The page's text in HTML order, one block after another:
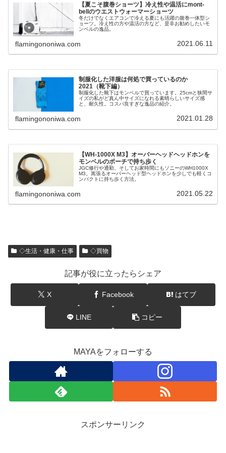
【夏こそ腹巻ショーツ】冷え性や温活にmont-
bellのウエストウォーマーショーツ
冬だけでなくエアコンで冷える夏にも活躍の腹巻一体型シ
ョーツ。冷え性の方や温活の方など、是非お勧めしたいモ
ンベルの逸品。
flamingononiwa.com 2021.06.11
制服化した洋服は何処で買っているのか
2021（靴下編）
制服化した靴下はモンベルで買っています。25cmと狭間サ
イズの私がど真ん中サイズになれる素晴らしいサイズ感
と、耐久性。コスパ良すぎな逸品の紹介。
flamingononiwa.com 2021.01.28
【WH-1000X M3】オーバーヘッドヘッドホンを
モンベルのポーチで持ち歩く
JGC修行や通勤、そしてお家時間にもソニーのWH1000X
M3。嵩張るオーバーヘッド型ヘッドホンを少しでも軽くコ
ンパクトに持ち歩く方法。
flamingononiwa.com 2021.05.22
◇生活・健康・仕事 ◇買物
記事が役に立ったらシェア
X Facebook はてブ
LINE コピー
MAYAをフォローする
スポンサーリンク